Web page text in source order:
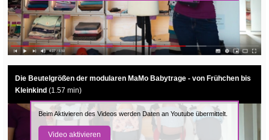
Die Beutelgrößen der modularen MaMo Babytrage - von Frühchen bis
Kleinkind (1.57 min)
Beim Aktivieren des Videos werden Daten an Youtube übermittelt.
Video aktivieren